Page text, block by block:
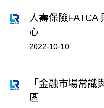
人壽保險FATCA
心
2022-10-10
「金融市場常識
區